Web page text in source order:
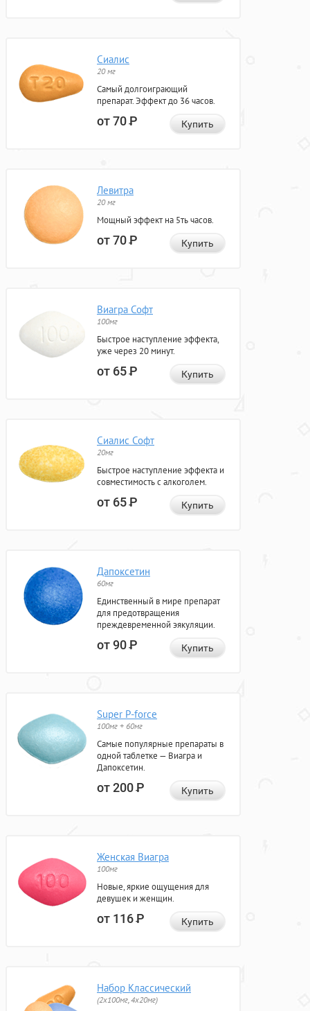
Сиалис
20 мг
Самый долгоиграющий
препарат. Эффект до 36 часов.
от 70Р Купить
Левитра
20 мг
Мощный эффект на 5ть часов.
от 70Р Купить
Виагра Софт
100мг
Быстрое наступление эффекта,
уже через 20 минут.
от 65Р Купить
Сиалис Софт
20мг
Быстрое наступление эффекта и
совместимость с алкоголем.
от 65Р Купить
Дапоксетин
60мг
Единственный в мире препарат
для предотвращения
преждевременной эякуляции.
от 90Р Купить
Super P-force
100мг + 60мг
Самые популярные препараты в
одной таблетке — Виагра и
Дапоксетин.
от 200Р Купить
Женская Виагра
100мг
Новые, яркие ощущения для
девушек и женщин.
от 116Р Купить
Набор Классический
(2x100мг, 4x20мг)